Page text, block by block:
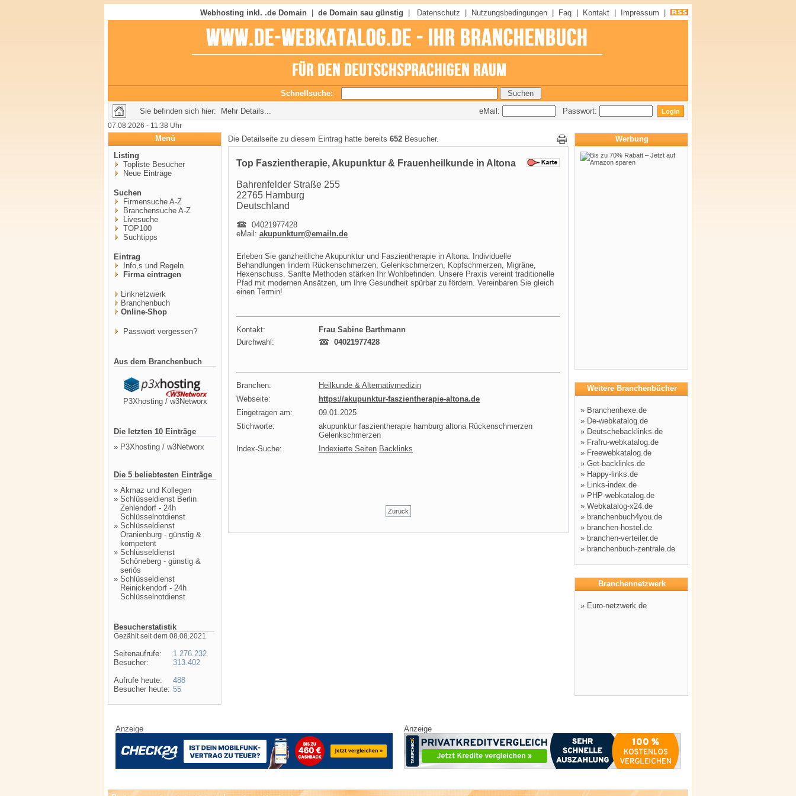
Webhosting inkl. .de Domain de Domain sau günstig Datenschutz Nutzungsbedingungen Faq Kontakt Impressum
Schnellsuche:
Sie befinden sich hier: Mehr Details...
eMail: Passwort:
07.08.2026 - 11:38 Uhr
Menü
Listing
Topliste Besucher
Neue Einträge
Suchen
Firmensuche A-Z
Branchensuche A-Z
Livesuche
TOP100
Suchtipps
Eintrag
Info,s und Regeln
Firma eintragen
Linknetzwerk
Branchenbuch
Online-Shop
Passwort vergessen?
Aus dem Branchenbuch
P3Xhosting / w3Networx
Die letzten 10 Einträge
» P3Xhosting / w3Networx
Die 5 beliebtesten Einträge
» Akmaz und Kollegen
» Schlüsseldienst Berlin
Zehlendorf - 24h
Schlüsselnotdienst
» Schlüsseldienst
Oranienburg - günstig &
kompetent
» Schlüsseldienst
Schöneberg - günstig &
seriös
» Schlüsseldienst
Reinickendorf - 24h
Schlüsselnotdienst
Besucherstatistik
Gezählt seit dem 08.08.2021
Seitenaufrufe:
Besucher:
Aufrufe heute:
Besucher heute:
1.276.232
313.402
488
55
Die Detailseite zu diesem Eintrag hatte bereits 652 Besucher.
Top Faszientherapie, Akupunktur & Frauenheilkunde in Altona
Bahrenfelder Straße 255
22765 Hamburg
Deutschland
04021977428
eMail: akupunkturr@emailn.de
Erleben Sie ganzheitliche Akupunktur und Faszientherapie in Altona. Individuelle
Behandlungen lindern Rückenschmerzen, Gelenkschmerzen, Kopfschmerzen, Migräne,
Hexenschuss. Sanfte Methoden stärken Ihr Wohlbefinden. Unsere Praxis vereint traditionelle
Pfad mit modernen Ansätzen, um Ihre Gesundheit spürbar zu fördern. Vereinbaren Sie gleich
einen Termin!
Kontakt:
Frau Sabine Barthmann
Durchwahl:
04021977428
Branchen:
Heilkunde & Alternativmedizin
Webseite:
https://akupunktur-faszientherapie-altona.de
Eingetragen am:
09.01.2025
Stichworte:
akupunktur faszientherapie hamburg altona Rückenschmerzen
Gelenkschmerzen
Index-Suche:
Indexierte Seiten Backlinks
Zurück
Werbung
Weitere Branchenbücher
» Branchenhexe.de
» De-webkatalog.de
» Deutschebacklinks.de
» Frafru-webkatalog.de
» Freewebkatalog.de
» Get-backlinks.de
» Happy-links.de
» Links-index.de
» PHP-webkatalog.de
» Webkatalog-x24.de
» branchenbuch4you.de
» branchen-hostel.de
» branchen-verteiler.de
» branchenbuch-zentrale.de
Branchennetzwerk
» Euro-netzwerk.de
Anzeige Anzeige